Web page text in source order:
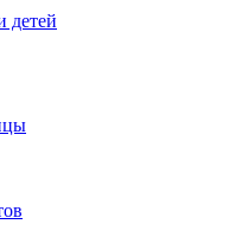
детей